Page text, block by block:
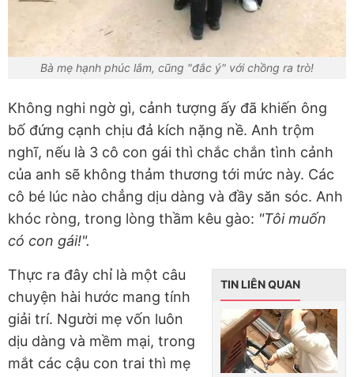
Bà mẹ hạnh phúc lắm, cũng "đắc ý" với chồng ra trò!
Không nghi ngờ gì, cảnh tượng ấy đã khiến ông
bố đứng cạnh chịu đả kích nặng nề. Anh trộm
nghĩ, nếu là 3 cô con gái thì chắc chắn tình cảnh
của anh sẽ không thảm thương tới mức này. Các
cô bé lúc nào chẳng dịu dàng và đầy săn sóc. Anh
khóc ròng, trong lòng thầm kêu gào: "Tôi muốn
có con gái!".
TIN LIÊN QUAN
Thực ra đây chỉ là một câu
chuyện hài hước mang tính
giải trí. Người mẹ vốn luôn
dịu dàng và mềm mại, trong
mắt các cậu con trai thì mẹ